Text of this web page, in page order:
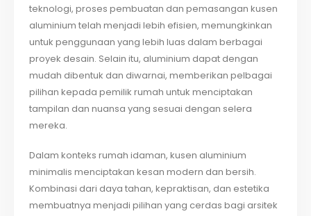
teknologi, proses pembuatan dan pemasangan kusen
aluminium telah menjadi lebih efisien, memungkinkan
untuk penggunaan yang lebih luas dalam berbagai
proyek desain. Selain itu, aluminium dapat dengan
mudah dibentuk dan diwarnai, memberikan pelbagai
pilihan kepada pemilik rumah untuk menciptakan
tampilan dan nuansa yang sesuai dengan selera
mereka.
Dalam konteks rumah idaman, kusen aluminium
minimalis menciptakan kesan modern dan bersih.
Kombinasi dari daya tahan, kepraktisan, dan estetika
membuatnya menjadi pilihan yang cerdas bagi arsitek